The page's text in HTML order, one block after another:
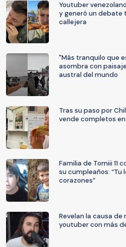
Youtuber
y generó un debate
callejera
"Más tranquilo que
asombra con
austral del mundo
Tras su paso por
vende completos
Familia de Tomiii 11
su cumpleaños: “Tu
corazones”
Revelan la causa
youtuber con más